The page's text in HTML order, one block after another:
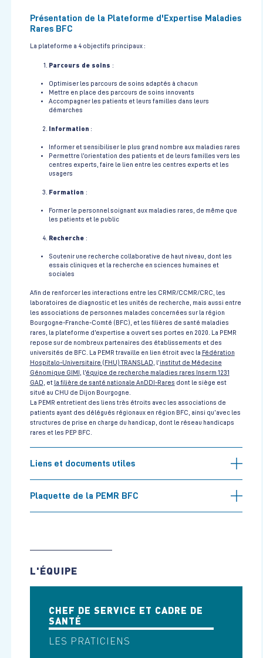
Présentation de la Plateforme d'Expertise Maladies
Rares BFC
La plateforme a 4 objectifs principaux :
Parcours de soins :
Optimiser les parcours de soins adaptés à chacun
Mettre en place des parcours de soins innovants
Accompagner les patients et leurs familles dans leurs
démarches
Information :
Informer et sensibiliser le plus grand nombre aux maladies rares
Permettre l’orientation des patients et de leurs familles vers les
centres experts, faire le lien entre les centres experts et les
usagers
Formation :
Former le personnel soignant aux maladies rares, de même que
les patients et le public
Recherche :
Soutenir une recherche collaborative de haut niveau, dont les
essais cliniques et la recherche en sciences humaines et
sociales
Afin de renforcer les interactions entre les CRMR/CCMR/CRC, les
laboratoires de diagnostic et les unités de recherche, mais aussi entre
les associations de personnes malades concernées sur la région
Bourgogne-Franche-Comté (BFC), et les filières de santé maladies
rares, la plateforme d’expertise a ouvert ses portes en 2020. La PEMR
repose sur de nombreux partenaires des établissements et des
universités de BFC. La PEMR travaille en lien étroit avec la Fédération
Hospitalo-Universitaire (FHU) TRANSLAD , l’institut de Médecine
Génomique GIMI
, l’équipe de recherche maladies rares Inserm 1231
GAD , et la filière de santé nationale AnDDI-Rares dont le siège est
situé au CHU de Dijon Bourgogne.
La PEMR entretient des liens très étroits avec les associations de
patients ayant des délégués régionaux en région BFC, ainsi qu’avec les
structures de prise en charge du handicap, dont le réseau handicaps
rares et les PEP BFC.
Liens et documents utiles
Plaquette de la PEMR BFC
L'ÉQUIPE
CHEF DE SERVICE ET CADRE DE
SANTÉ
LES PRATICIENS